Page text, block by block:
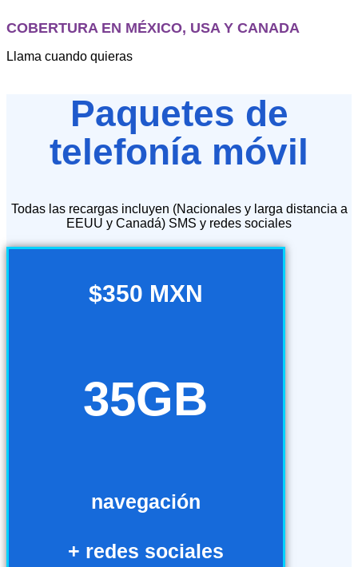
COBERTURA EN MÉXICO, USA Y CANADA
Llama cuando quieras
Paquetes de
telefonía móvil
Todas las recargas incluyen (Nacionales y larga distancia a
EEUU y Canadá) SMS y redes sociales
$350 MXN
35GB
navegación
+ redes sociales